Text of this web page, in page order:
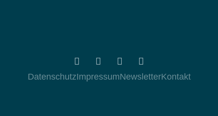
DatenschutzImpressumNewsletterKontakt